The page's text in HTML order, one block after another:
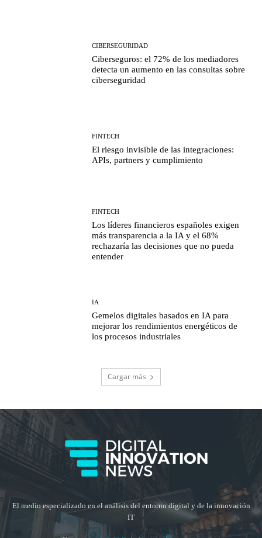
CIBERSEGURIDAD
Ciberseguros: el 72% de los mediadores
detecta un aumento en las consultas sobre
ciberseguridad
FINTECH
El riesgo invisible de las integraciones:
APIs, partners y cumplimiento
FINTECH
Los líderes financieros españoles exigen
más transparencia a la IA y el 68%
rechazaría las decisiones que no pueda
entender
IA
Gemelos digitales basados en IA para
mejorar los rendimientos energéticos de
los procesos industriales
Cargar más
El medio especializado en el análisis del entorno digital y de la innovación
IT